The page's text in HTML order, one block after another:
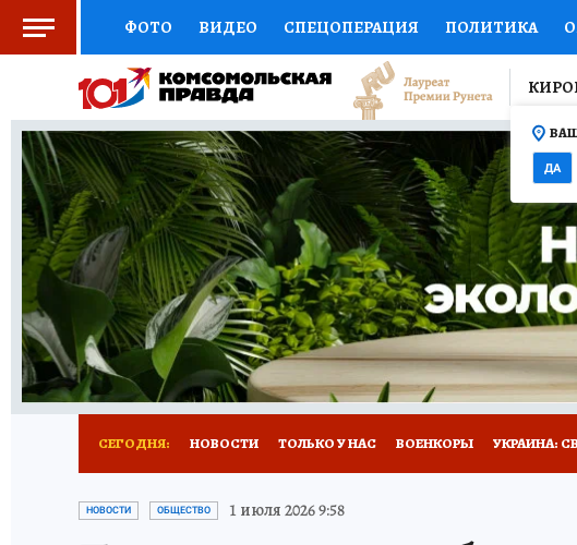
ФОТО ВИДЕО СПЕЦОПЕРАЦИЯ ПОЛИТИКА
СОЦПОДДЕРЖКА НАУКА СПОРТ КОЛУМНИСТЫ
ВЫБОР ЭКСПЕРТОВ ДОКТОР ФИНАНСЫ
КНИЖНАЯ ПОЛКА ПРОГНОЗЫ НА СПОРТ
ПРЕСС-ЦЕНТР НЕДВИЖИМОСТЬ ТЕЛЕВИЗОР
РАДИО КП РЕКЛАМА ТЕСТЫ НОВОЕ НА САЙТЕ
ДА
СЕГОДНЯ: НОВОСТИ ТОЛЬКО У НАС ВОЕНКОРЫ УКРАИНА:
ВЯТСКАЯ КУХНЯ ИСПЫТАНО НА СЕБЕ
НОВОСТИ ОБЩЕСТВО 1 июля 2026 9:58